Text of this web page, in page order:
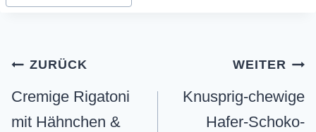
Beitragsnavigation
ZURÜCK
Cremige Rigatoni
mit Hähnchen &
WEITER
Knusprig-chewige
Hafer-Schoko-